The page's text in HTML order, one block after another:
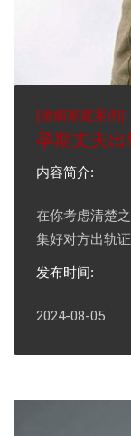
[婚姻家庭案例]
孕期丈夫
内容简介:
在你考虑清楚
集好对方出轨
发布时间:
2024-08-05